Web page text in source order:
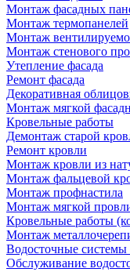
Монтаж фасадных
Монтаж термопанелей
Монтаж
Монтаж стенового
Утепление фасада
Ремонт фасада
Декоративная
Монтаж мягкой
Кровельные работы
Демонтаж старой
Ремонт кровли
Монтаж кровли из
Монтаж фальцевой
Монтаж профнастила
Монтаж мягкой
Кровельные работы
Монтаж
Водосточные системы
Обслуживание